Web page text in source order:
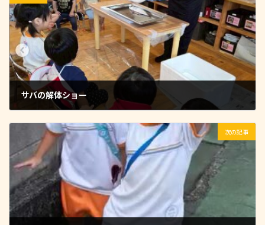
サバの解体ショー
次の記事